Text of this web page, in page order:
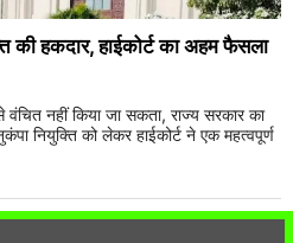
की हकदार, हाईकोर्ट का अहम फैसला
वंचित नहीं किया जा सकता, राज्य सरकार का
नियुक्ति को लेकर हाईकोर्ट ने एक महत्वपूर्ण